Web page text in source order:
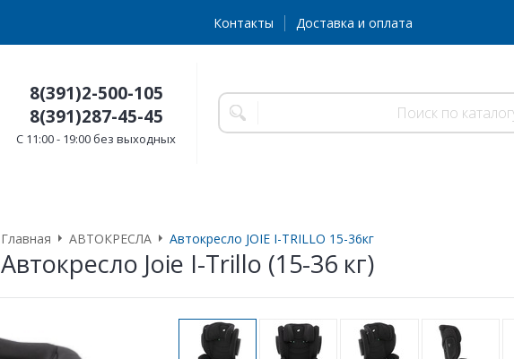
Контакты Доставка и оплата
8(391)2-500-105
8(391)287-45-45
C 11:00 - 19:00 без выходных
Главная АВТОКРЕСЛА Автокресло JOIE I-TRILLO 15-36кг
Автокресло Joie I-Trillo (15-36 кг)